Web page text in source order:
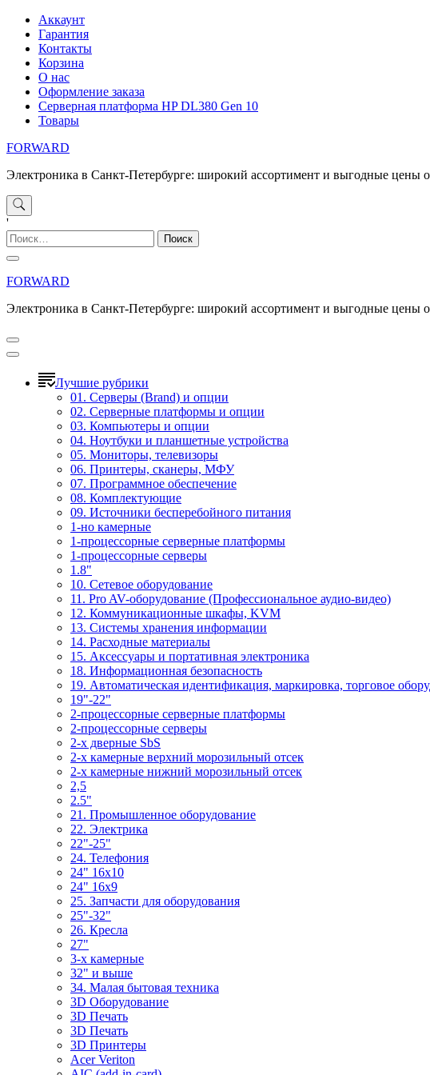
Перейти
содержимому
Аккаунт
Гарантия
Контакты
Корзина
О нас
Оформление заказа
Серверная платформа HP DL380 Gen 10
Товары
FORWARD
Электроника в Санкт-Петербурге: широкий ассортимент и выгодные цены
'
Найти:
FORWARD
Электроника в Санкт-Петербурге: широкий ассортимент и выгодные цены
Лучшие рубрики
01. Серверы (Brand) и опции
02. Серверные платформы и опции
03. Компьютеры и опции
04. Ноутбуки и планшетные устройства
05. Мониторы, телевизоры
06. Принтеры, сканеры, МФУ
07. Программное обеспечение
08. Комплектующие
09. Источники бесперебойного питания
1-но камерные
1-процессорные серверные платформы
1-процессорные серверы
1.8"
10. Сетевое оборудование
11. Pro AV-оборудование (Профессиональное аудио-видео)
12. Коммуникационные шкафы, KVM
13. Системы хранения информации
14. Расходные материалы
15. Аксессуары и портативная электроника
18. Информационная безопасность
19. Автоматическая идентификация, маркировка, торговое
19"-22"
2-процессорные серверные платформы
2-процессорные серверы
2-х дверные SbS
2-х камерные верхний морозильный отсек
2-х камерные нижний морозильный отсек
2,5
2.5"
21. Промышленное оборудование
22. Электрика
22"-25"
24. Телефония
24" 16x10
24" 16x9
25. Запчасти для оборудования
25"-32"
26. Кресла
27"
3-x камерные
32" и выше
34. Малая бытовая техника
3D Оборудование
3D Печать
3D Печать
3D Принтеры
Acer Veriton